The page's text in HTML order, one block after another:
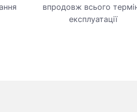
впродовж всього
експлуатації